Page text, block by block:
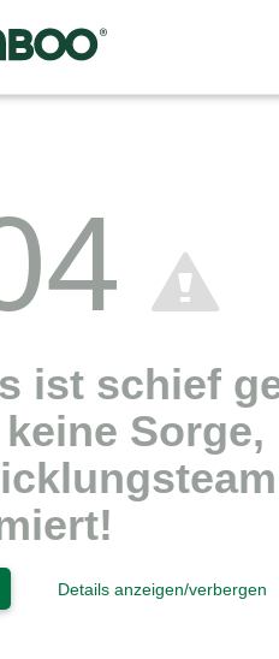
ist schief
Sorge,
Details anzeigen/verbergen